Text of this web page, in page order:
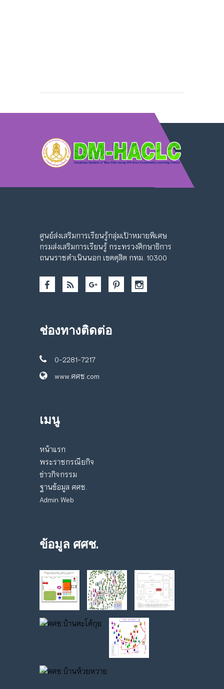
ศูนย์ส่งเสริมการเรียนรู้กลุ่มเป้าหมายพิเศษ
กรมส่งเสริมการเรียนรู้ กระทรวงศึกษาธิการ
ถนนราชดำเนินนอก เขตดุสิต กทม. 10300
ช่องทางติดต่อ
0-2281-7217
www.ศศช.com
เมนู
หน้าแรก
พระราชกรณียกิจ
ข่าวกิจกรรม
ฐานข้อมูล ศศช.
Admin Web
ข้อมูล ศศช.